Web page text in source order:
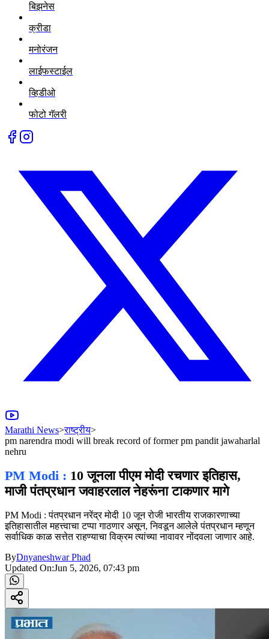
बिझनेस
क्रीडा
मनोरंजन
लाईफस्टाईल
व्हिडीओ
फोटो गॅलरी
Marathi News>राष्ट्रीय>
pm narendra modi will break record of former pm pandit jawaharlal
nehru
PM Modi : 10 जूनला पीएम मोदी रचणार इतिहास,
माजी पंतप्रधान जवाहरलाल नेहरूंना टाकणार मागे
PM Modi : पंतप्रधान नरेंद्र मोदी 10 जून रोजी भारतीय राजकारणाच्या
इतिहासातील महत्त्वाचा टप्पा गाठणार असून, निवडून आलेले पंतप्रधान म्हणून
सर्वाधिक काळ सत्तेत राहण्याचा विक्रम त्यांच्या नावावर नोंदवला जाणार आहे.
ByDnyaneshwar Phad
Updated On:Jun 5, 2026, 07:43 pm